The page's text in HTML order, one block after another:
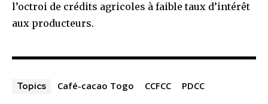
l’octroi de crédits agricoles à faible taux d’intérêt
aux producteurs.
Topics Café-cacao Togo CCFCC PDCC